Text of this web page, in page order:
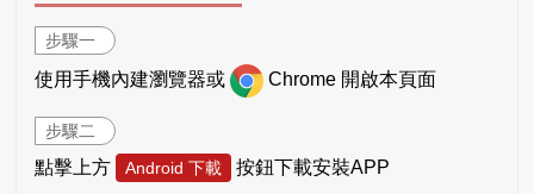
步驟一
使用手機內建瀏覽器或 Chrome 開啟本頁面
步驟二
點擊上方 Android 下載 按鈕下載安裝APP